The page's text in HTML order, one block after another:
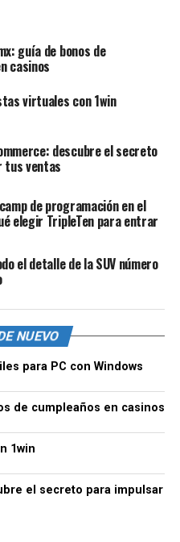
guía de bonos de
casinos
virtuales con 1win
descubre el secreto
tus ventas
de programación en el
elegir TripleTen para entrar
el detalle de la SUV número
NUEVO
para PC con Windows
de cumpleaños en casinos
1win
el secreto para impulsar